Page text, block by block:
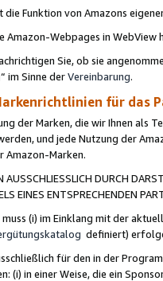
Funktion von Amazons
Amazon-Webpages in WebView
Sie, ob sie
“ im Sinne derVereinbarung.
für das
der Marken, die wir Ihnen als
und jede Nutzung der
Amazon-Marken.
AUSSCHLIESSLICH DURCH
EINES ENTSPRECHENDEN
(i) im Einklang mit der
definiert)
für den in der
(i) in einer Weise, die ein